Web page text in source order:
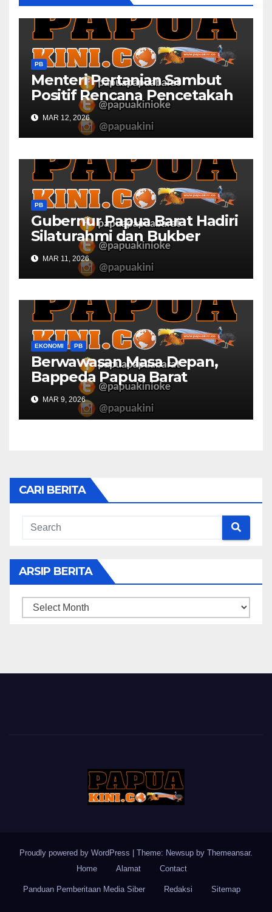
PB
Menteri Pertanian Sambut
Positif Rencana Pencetakah
Sawah dan Ladang di Papua
Barat
MAR 12, 2026
PB
Gubernur Papua Barat Hadiri
Silaturahmi dan Bukber
Bersama DPR RI dan
Mendagri di IPDN
MAR 11, 2026
EKONOMI PB
Berwawasan Masa Depan,
Bappeda Papua Barat
Konsultasi Publik RKPD 2027
MAR 9, 2026
CARI BERITA
ARSIP BERITA
ARSIP
Proudly powered by WordPress Theme: Newsup by Themeansar.
Home
Alamat Contact
Panduan Pemberitaan Media Siber Redaksi Sitemap